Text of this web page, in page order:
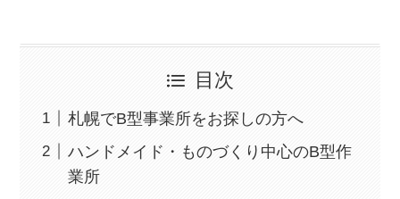
目次
札幌でB型事業所をお探しの方へ
ハンドメイド・ものづくり中心のB型作
業所